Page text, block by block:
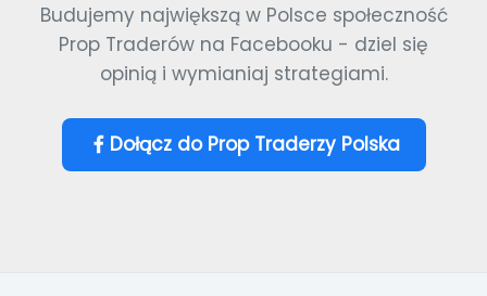
Budujemy największą w Polsce społeczność
Prop Traderów na Facebooku - dziel się
opinią i wymianiaj strategiami.
Dołącz do Prop Traderzy Polska